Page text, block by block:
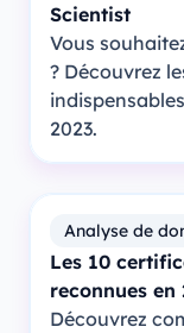
Scientist
Vous
? Découvrez
2023.
Analyse de
Les 10
reconnues en
Découvrez